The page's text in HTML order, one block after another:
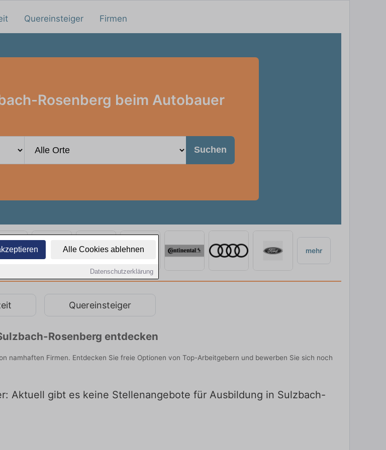
Alle Cookies ablehnen
Datenschutzerklärung
Quereinsteiger Firmen
Rosenberg beim Autobauer
Suchen
mehr
Quereinsteiger
Rosenberg entdecken
namhaften Firmen. Entdecken Sie freie Optionen von Top-Arbeitgebern und bewerben Sie sich noch
Aktuell gibt es keine Stellenangebote für Ausbildung in Sulzbach-